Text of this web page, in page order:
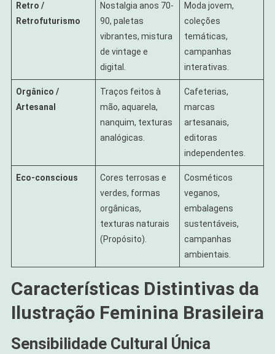
Retro /
Retrofuturismo
Nostalgia anos 70-
90, paletas
vibrantes, mistura
de vintage e
digital.
Moda jovem,
coleções
temáticas,
campanhas
interativas.
Orgânico /
Artesanal
Traços feitos à
mão, aquarela,
nanquim, texturas
analógicas.
Cafeterias,
marcas
artesanais,
editoras
independentes.
Eco-conscious
Cores terrosas e
verdes, formas
orgânicas,
texturas naturais
(Propósito).
Cosméticos
veganos,
embalagens
sustentáveis,
campanhas
ambientais.
Características Distintivas da
Ilustração Feminina Brasileira
Sensibilidade Cultural Única